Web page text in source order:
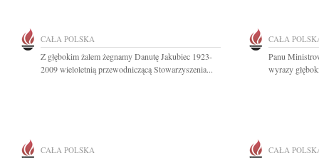
CAŁA POLSKA
Z głębokim żalem żegnamy Danutę Jakubiec 1923-
2009 wieloletnią przewodniczącą Stowarzyszenia...
CAŁA
Panu
wyrazy
CAŁA POLSKA CAŁA